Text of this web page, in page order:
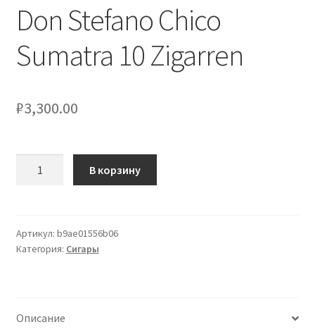
Don Stefano Chico
Sumatra 10 Zigarren
₽3,300.00
Chico
Sumatra
В корзину
Артикул: b9ae01556b06
Категория: Сигары
Описание